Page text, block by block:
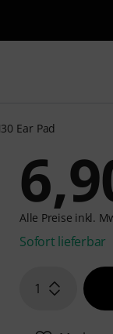
mit Suchwort
Ear Pad
Alle Preise inkl.
Sofort lieferbar
1